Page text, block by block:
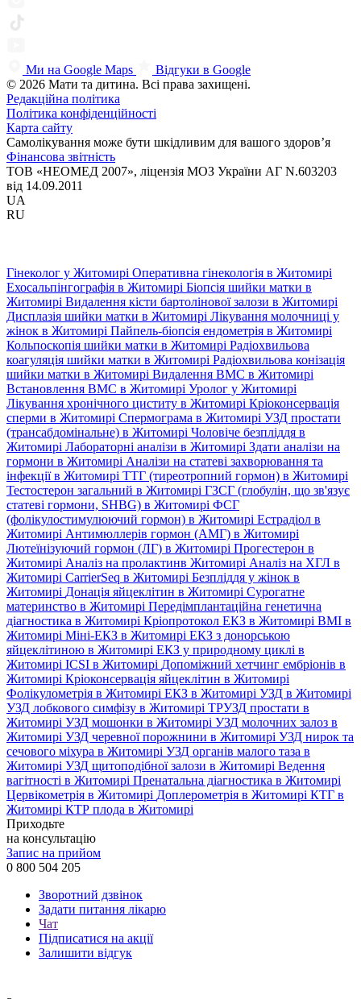
Ми на Google Maps
Відгуки в Google
© 2026 Мати та дитина. Всі права захищені.
Редакційна політика
Політика конфіденційності
Карта сайту
Самолікування може бути шкідливим для вашого здоров’я
Фінансова звітність
ТОВ «НЕОМЕД 2007», ліцензія МОЗ України АГ N.603203
від 14.09.2011
UA
RU
Гінеколог у Житомирі Оперативна гінекологія в Житомирі
Ехосальпінгографія в Житомирі Біопсія шийки матки в
Житомирі Видалення кісти бартолінової залози в Житомирі
Дисплазія шийки матки в Житомирі Лікування молочниці у
жінок в Житомирі Пайпель-біопсія ендометрія в Житомирі
Кольпоскопія шийки матки в Житомирі Радіохвильова
коагуляція шийки матки в Житомирі Радіохвильова конізація
шийки матки в Житомирі Видалення ВМС в Житомирі
Встановлення ВМС в Житомирі Уролог у Житомирі
Лікування хронічного циститу в Житомирі Кріоконсервація
сперми в Житомирі Спермограма в Житомирі УЗД простати
(трансабдомінальне) в Житомирі Чоловіче безпліддя в
Житомирі Лабораторні аналізи в Житомирі Здати аналізи на
гормони в Житомирі Аналізи на статеві захворювання та
інфекції в Житомирі ТТГ (тиреотропний гормон) в Житомирі
Тестостерон загальний в Житомирі ГЗСГ (глобулін, що зв'язує
статеві гормони, SHBG) в Житомирі ФСГ
(фолікулостимулюючий гормон) в Житомирі Естрадіол в
Житомирі Антимюллерів гормон (АМГ) в Житомирі
Лютеїнізуючий гормон (ЛГ) в Житомирі Прогестерон в
Житомирі Аналіз на пролактинв Житомирі Аналіз на ХГЛ в
Житомирі CarrierSeq в Житомирі Безпліддя у жінок в
Житомирі Донація яйцеклітин в Житомирі Сурогатне
материнство в Житомирі Передімплантаційна генетична
діагностика в Житомирі Кріопротокол ЕКЗ в Житомирі ВМІ в
Житомирі Міні-ЕКЗ в Житомирі ЕКЗ з донорською
яйцеклітиною в Житомирі ЕКЗ у природному циклі в
Житомирі ICSI в Житомирі Допоміжний хетчинг ембріонів в
Житомирі Кріоконсервація яйцеклітин в Житомирі
Фолікулометрія в Житомирі ЕКЗ в Житомирі УЗД в Житомирі
УЗД лобкового симфізу в Житомирі ТРУЗД простати в
Житомирі УЗД мошонки в Житомирі УЗД молочних залоз в
Житомирі УЗД черевної порожнини в Житомирі УЗД нирок та
сечового міхура в Житомирі УЗД органів малого таза в
Житомирі УЗД щитоподібної залози в Житомирі Ведення
вагітності в Житомирі Пренатальна діагностика в Житомирі
Цервікометрія в Житомирі Доплерометрія в Житомирі КТГ в
Житомирі КТР плода в Житомирі
Приходьте
на консультацію
Запис на прийом
0 800 504 205
Зворотний дзвінок
Задати питання лікарю
Чат
Підписатися на акції
Залишити відгук